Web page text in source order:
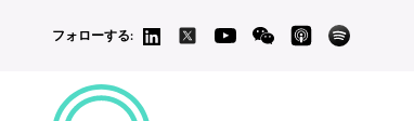
フォローする: